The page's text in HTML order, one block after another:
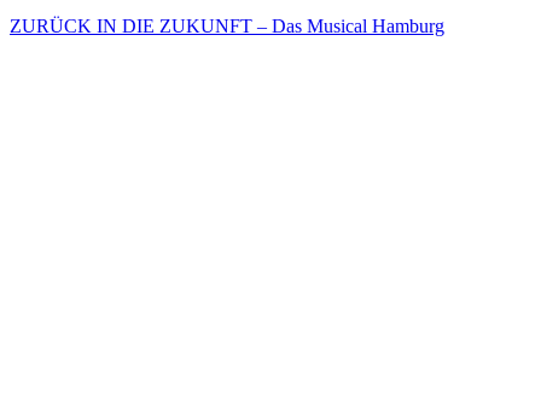
ZURÜCK IN DIE ZUKUNFT – Das Musical Hamburg